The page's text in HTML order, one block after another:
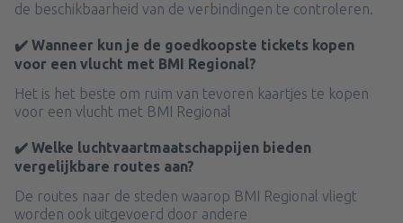
de beschikbaarheid van de verbindingen te controleren.
✔️ Wanneer kun je de goedkoopste tickets kopen
voor een vlucht met BMI Regional?
Het is het beste om ruim van tevoren kaartjes te kopen
voor een vlucht met BMI Regional
✔️ Welke luchtvaartmaatschappijen bieden
vergelijkbare routes aan?
De routes naar de steden waarop BMI Regional vliegt
worden ook uitgevoerd door andere